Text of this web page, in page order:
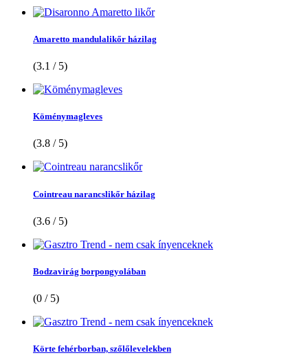
Amaretto mandulalikőr házilag
(3.1 / 5)
Köménymagleves
(3.8 / 5)
Cointreau narancslikőr házilag
(3.6 / 5)
Bodzavirág borpongyolában
(0 / 5)
Körte fehérborban, szőlőlevelekben